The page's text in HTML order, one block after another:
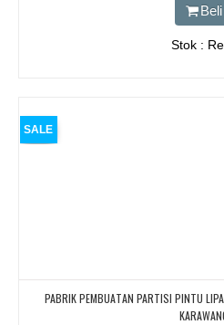
Beli
Stok :
SALE
PABRIK PEMBUATAN PARTISI PINTU